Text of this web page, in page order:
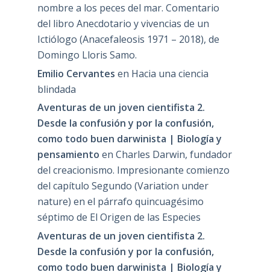
nombre a los peces del mar. Comentario
del libro Anecdotario y vivencias de un
Ictiólogo (Anacefaleosis 1971 – 2018), de
Domingo Lloris Samo.
Emilio Cervantes en Hacia una ciencia
blindada
Aventuras de un joven cientifista 2.
Desde la confusión y por la confusión,
como todo buen darwinista | Biología y
pensamiento en Charles Darwin, fundador
del creacionismo. Impresionante comienzo
del capítulo Segundo (Variation under
nature) en el párrafo quincuagésimo
séptimo de El Origen de las Especies
Aventuras de un joven cientifista 2.
Desde la confusión y por la confusión,
como todo buen darwinista | Biología y